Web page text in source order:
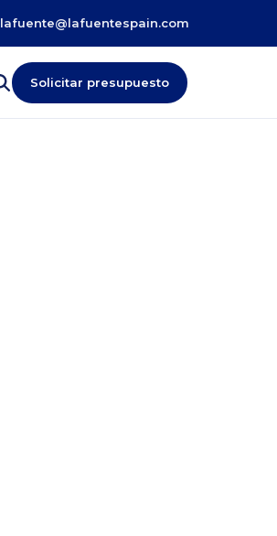
lafuente@lafuentespain.com
Solicitar presupuesto